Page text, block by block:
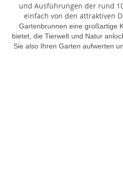
und Ausführungen der rund
einfach von den attraktiven
Gartenbrunnen eine großartige
bietet, die Tierwelt und Natur
Sie also Ihren Garten aufwerten